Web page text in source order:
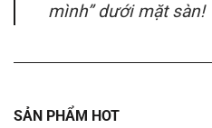
mình” dưới mặt sàn!
SẢN PHẨM HOT